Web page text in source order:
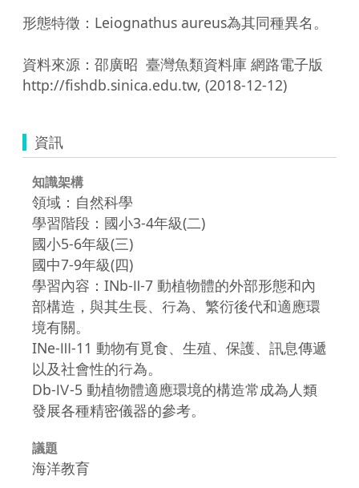
形態特徵：Leiognathus aureus為其同種異名。
資料來源：邵廣昭  臺灣魚類資料庫 網路電子版
http://fishdb.sinica.edu.tw, (2018-12-12)
資訊
知識架構
領域：自然科學
學習階段：國小3-4年級(二)
國小5-6年級(三)
國中7-9年級(四)
學習內容：INb-Ⅱ-7 動植物體的外部形態和內
部構造，與其生長、行為、繁衍後代和適應環
境有關。
INe-Ⅲ-11 動物有覓食、生殖、保護、訊息傳遞
以及社會性的行為。
Db-Ⅳ-5 動植物體適應環境的構造常成為人類
發展各種精密儀器的參考。
議題
海洋教育